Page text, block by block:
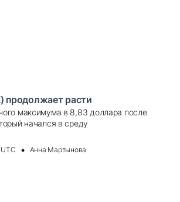
продолжает расти
максимума в 8,83 доллара после
начался в среду
Анна Мартынова